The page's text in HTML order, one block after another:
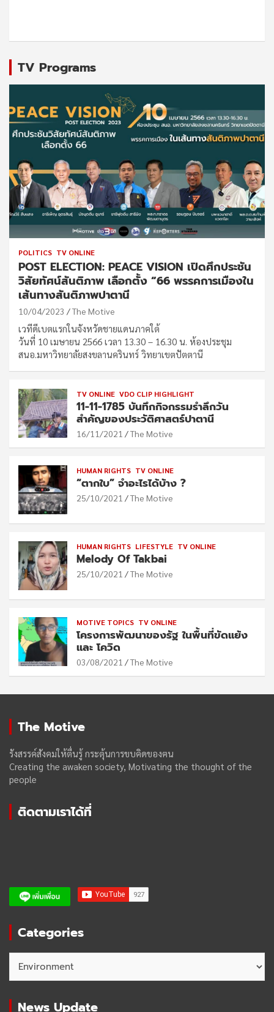
TV Programs
POLITICS TV ONLINE
POST ELECTION: PEACE VISION เปิดศึกประชัน
วิสัยทัศน์สันติภาพ เลือกตั้ง “66 พรรคการเมืองใน
เส้นทางสันติภาพปาตานี
10/04/2023 The Motive
เวทีดีเบตแรกในจังหวัดชายแดนภาคใต้
วันที่ 10 เมษายน 2566 เวลา 13.30 – 16.30 น. ห้องประชุม
สนอ.มหาวิทยาลัยสงขลานครินทร์ วิทยาเขตปัตตานี
TV ONLINE VDO CLIP HIGHLIGHT
11-11-1785 บันทึกกิจกรรมรำลึกวัน
สำคัญของประวัติศาสตร์ปาตานี
16/11/2021 The Motive
HUMAN RIGHTS TV ONLINE
“ตากใบ” จำอะไรได้บ้าง ?
25/10/2021 The Motive
HUMAN RIGHTS LIFESTYLE TV ONLINE
Melody Of Takbai
25/10/2021 The Motive
MOTIVE TOPICS TV ONLINE
โครงการพัฒนาของรัฐ ในพื้นที่ขัดแย้ง
และ โควิด
03/08/2021 The Motive
The Motive
รังสรรค์สังคมให้ตื่นรู้ กระตุ้นการขบคิดของฅน
Creating the awaken society, Motivating the thought of the
people
ติดตามเราได้ที่
Categories
News Update